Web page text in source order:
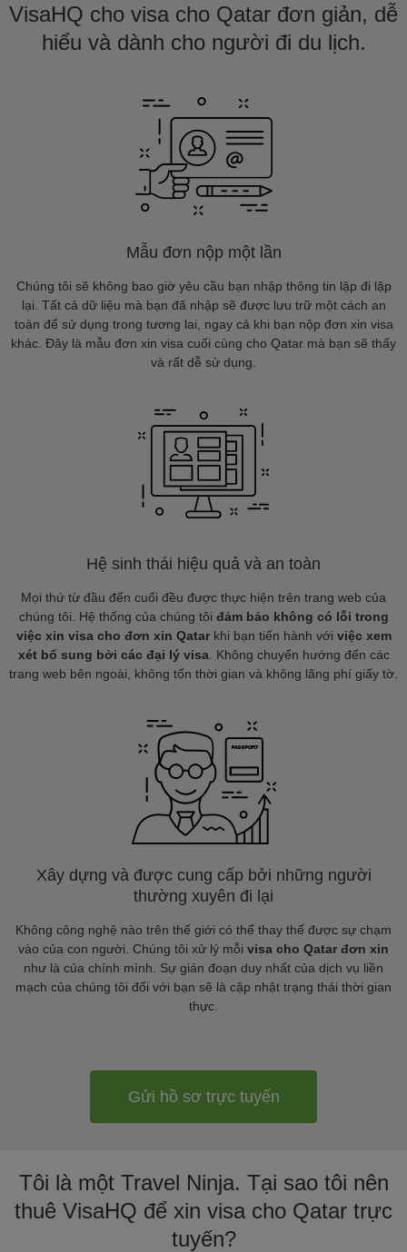
VisaHQ cho visa cho Qatar đơn giản, dễ
hiểu và dành cho người đi du lịch.
Mẫu đơn nộp một lần
Chúng tôi sẽ không bao giờ yêu cầu bạn nhập thông tin lặp đi lặp
lại. Tất cả dữ liệu mà bạn đã nhập sẽ được lưu trữ một cách an
toàn để sử dụng trong tương lai, ngay cả khi bạn nộp đơn xin visa
khác. Đây là mẫu đơn xin visa cuối cùng cho Qatar mà bạn sẽ thấy
và rất dễ sử dụng.
Hệ sinh thái hiệu quả và an toàn
Mọi thứ từ đầu đến cuối đều được thực hiện trên trang web của
chúng tôi. Hệ thống của chúng tôi đảm bảo không có lỗi trong
việc xin visa cho đơn xin Qatarkhi bạn tiến hành với việc xem
xét bổ sung bởi các đại lý visa. Không chuyển hướng đến các
trang web bên ngoài, không tốn thời gian và không lãng phí giấy tờ.
Xây dựng và được cung cấp bởi những người
thường xuyên đi lại
Không công nghệ nào trên thế giới có thể thay thế được sự chạm
vào của con người. Chúng tôi xử lý mỗi visa cho Qatar đơn xin
như là của chính mình. Sự gián đoạn duy nhất của dịch vụ liền
mạch của chúng tôi đối với bạn sẽ là cập nhật trạng thái thời gian
thực.
Gửi hồ sơ trực tuyến
Tôi là một Travel Ninja. Tại sao tôi nên
thuê VisaHQ để xin visa cho Qatar trực
tuyến?